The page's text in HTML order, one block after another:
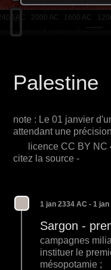
Palestine
note : Le 01 janvier
attendant une précision
licence CC BY NC
citez la source -
1 jan 2334 AC - 1 jan
Sargon -
campagnes
instituer le
mésopotamie ;
AC 2000 AC 1600 AC